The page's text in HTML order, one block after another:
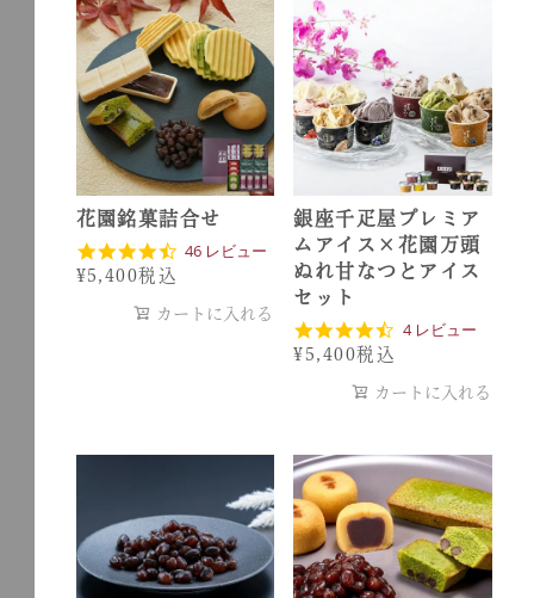
花園銘菓詰合せ
4
s
i
46 レビュー
¥5,400税込
カートに入れる
銀座千疋屋プレミア
ムアイス×花園万頭
ぬれ甘なつとアイス
セット
4
s
r
r
a
t
i
n
g
4 レビュー
¥ 5,400税込
カートに入れる